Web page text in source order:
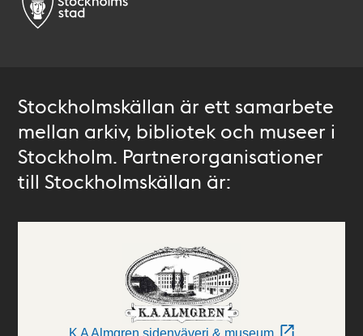
Stockholmskällan är ett samarbete
mellan arkiv, bibliotek och museer i
Stockholm. Partnerorganisationer
till Stockholmskällan är:
K A Almgren sidenväveri & museum